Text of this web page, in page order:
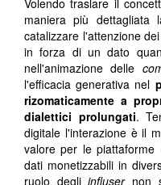
Volendo traslare il
maniera più
catalizzare l'attenzione
in forza di un dato
nell'animazione delle
l'efficacia generativa nel
rizomaticamente a
dialettici prolungati.
digitale l'interazione è il
valore per le piattaforme
dati monetizzabili in
ruolo degliinflusernon